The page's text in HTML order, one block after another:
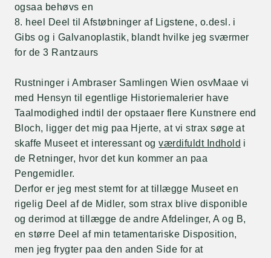
ogsaa behøvs en
8. heel Deel til Afstøbninger af Ligstene, o.desl. i
Gibs og i Galvanoplastik, blandt hvilke jeg sværmer
for de 3 Rantzaurs
Rustninger i Ambraser Samlingen Wien osvMaae vi
med Hensyn til egentlige Historiemalerier have
Taalmodighed indtil der opstaaer flere Kunstnere end
Bloch, ligger det mig paa Hjerte, at vi strax søge at
skaffe Museet et interessant ogværdifuldt Indhold i
de Retninger, hvor det kun kommer an paa
Pengemidler.
Derfor er jeg mest stemt for at tillægge Museet en
rigelig Deel af de Midler, som strax blive disponible
og derimod at tillægge de andre Afdelinger, A og B,
en større Deel af min tetamentariske Disposition,
men jeg frygter paa den anden Side for at